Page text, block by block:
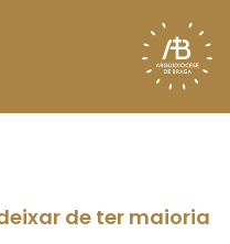
de ter maioria